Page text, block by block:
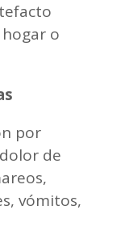
o
por
de
vómitos,